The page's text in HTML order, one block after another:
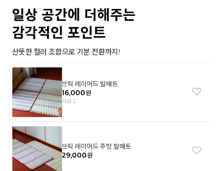
일상 공간에 더해주는
감각적인 포인트
산뜻한 컬러 조합으로 기분 전환까지!
브릭 레이어드 발매트
16,000원
리뷰 2
브릭 레이어드 주방 발매트
29,000원